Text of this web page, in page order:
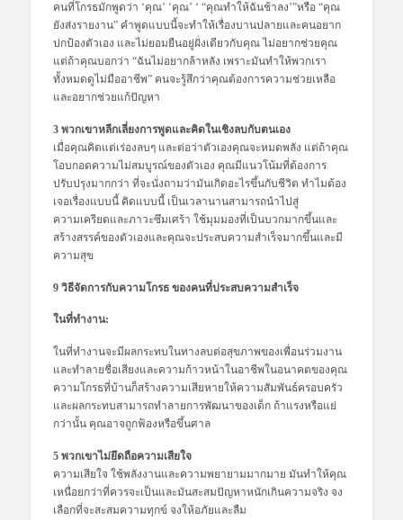
คนที่โกรธมักพูดว่า ‘คุณ’ ‘คุณ’ ‘ “คุณทำให้ฉันช้าลง’”หรือ “คุณ
ยังส่งรายงาน” คำพูดแบบนี้จะทำให้เรื่องบานปลายและคนอยาก
ปกป้องตัวเอง และไม่ยอมยืนอยู่ฝั่งเดียวกับคุณ ไม่อยากช่วยคุณ
แต่ถ้าคุณบอกว่า “ฉันไม่อยากล้าหลัง เพราะมันทำให้พวกเรา
ทั้งหมดดูไม่มืออาชีพ” คนจะรู้สึกว่าคุณต้องการความช่วยเหลือ
และอยากช่วยแก้ปัญหา
3 พวกเขาหลีกเลี่ยงการพูดและคิดในเชิงลบกับตนเอง
เมื่อคุณคิดแต่เร่องลบๆ และต่อว่าตัวเองคุณจะหมดพลัง แต่ถ้าคุณ
โอบกอดความไม่สมบูรณ์ของตัวเอง คุณมีแนวโน้มที่ต้องการ
ปรับปรุงมากกว่า ที่จะนั่งถามว่ามันเกิดอะไรขึ้นกับชีวิต ทำไมต้อง
เจอเรื่องแบบนี้ คิดแบบนี้ เป็นเวลานานสามารถนำไปสู่​​
ความเครียดและภาวะซึมเศร้า ใช้มุมมองที่เป็นบวกมากขึ้นและ
สร้างสรรค์ของตัวเองและคุณจะประสบความสำเร็จมากขึ้นและมี
ความสุข
9 วิธีจัดการกับความโกรธ ของคนที่ประสบความสำเร็จ
ในที่ทำงาน:
ในที่ทำงานจะมีผลกระทบในทางลบต่อสุขภาพของเพื่อนร่วมงาน
และทำลายชื่อเสียงและความก้าวหน้าในอาชีพในอนาคตของคุณ
ความโกรธที่บ้านก็สร้างความเสียหายให้ความสัมพันธ์ครอบครัว
และผลกระทบสามารถทำลายการพัฒนาของเด็ก ถ้าแรงหรือแย่
กว่านั้น คุณอาจถูกฟ้องหรือขึ้นศาล
5 พวกเขาไม่ยึดถือค​​วามเสียใจ
ความเสียใจ ใช้พลังงานและความพยายามมากมาย มันทำให้คุณ
เหนื่อยกว่าที่ควรจะเป็นและมันสะสมปัญหาหนักเกินความจริง จง
เลือกที่จะสะสมความทุกข์ จงให้อภัยและลืม